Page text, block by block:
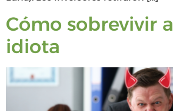
Cómo sobrevivir
idiota